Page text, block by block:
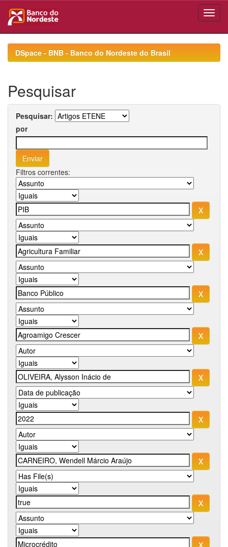
navigationDSpace - BNB - Banco do Nordeste do Brasil
Pesquisar
Pesquisar:
por
Filtros correntes: